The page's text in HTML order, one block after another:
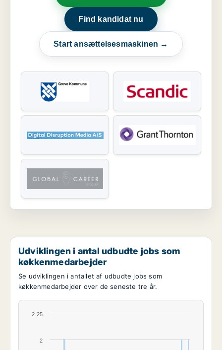
Find kandidat nu
Start ansættelsesmaskinen →
Udviklingen i antal udbudte jobs som
køkkenmedarbejder
Se udviklingen i antallet af udbudte jobs som
køkkenmedarbejder over de seneste tre år.
2
2.25